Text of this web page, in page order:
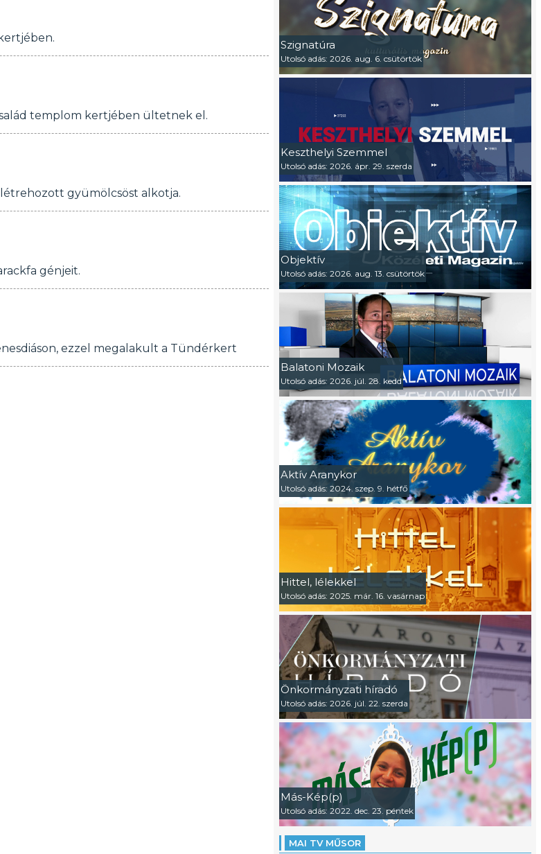
templom kertjében ültetnek el.
gyümölcsöst alkotja.
génjeit.
ezzel megalakult a Tündérkert
Szignatúra
Utolsó adás: 2026. aug. 6. csütörtök
Keszthelyi Szemmel
Utolsó adás: 2026. ápr. 29. szerda
Objektív
Utolsó adás: 2026. aug. 13. csütörtök
Balatoni Mozaik
Utolsó adás: 2026. júl. 28. kedd
Aktív Aranykor
Utolsó adás: 2024. szep. 9. hétfő
Hittel, lélekkel
Utolsó adás: 2025. már. 16. vasárnap
Önkormányzati híradó
Utolsó adás: 2026. júl. 22. szerda
Más-Kép(p)
Utolsó adás: 2022. dec. 23. péntek
MAI TV MŰSOR